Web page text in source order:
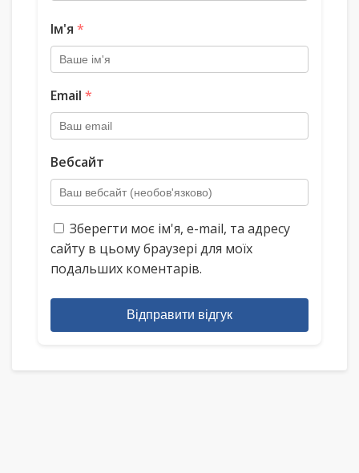
Ім'я *
Email *
Вебсайт
Зберегти моє ім'я, e-mail, та адресу
сайту в цьому браузері для моїх
подальших коментарів.
Відправити відгук